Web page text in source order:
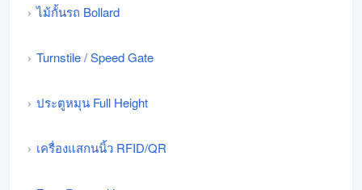
ไม้กั้นรถ Bollard
Turnstile / Speed Gate
ประตูหมุน Full Height
เครื่องแสกนนิ้ว RFID/QR